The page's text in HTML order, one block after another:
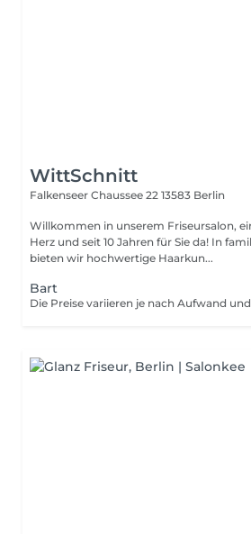
WittSchnitt
Falkenseer Chaussee 22 13583 Berlin
Willkommen in unserem Friseursalon,
Herz und seit 10 Jahren für Sie da! In
bieten wir hochwertige Haarkun...
Bart